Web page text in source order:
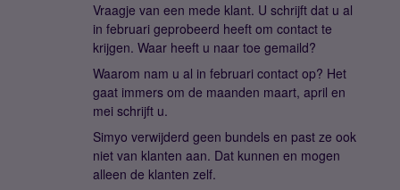
Vraagje van een mede klant. U schrijft dat u al
in februari geprobeerd heeft om contact te
krijgen. Waar heeft u naar toe gemaild?
Waarom nam u al in februari contact op? Het
gaat immers om de maanden maart, april en
mei schrijft u.
Simyo verwijderd geen bundels en past ze ook
niet van klanten aan. Dat kunnen en mogen
alleen de klanten zelf.